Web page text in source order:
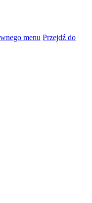
menu Przejdź do